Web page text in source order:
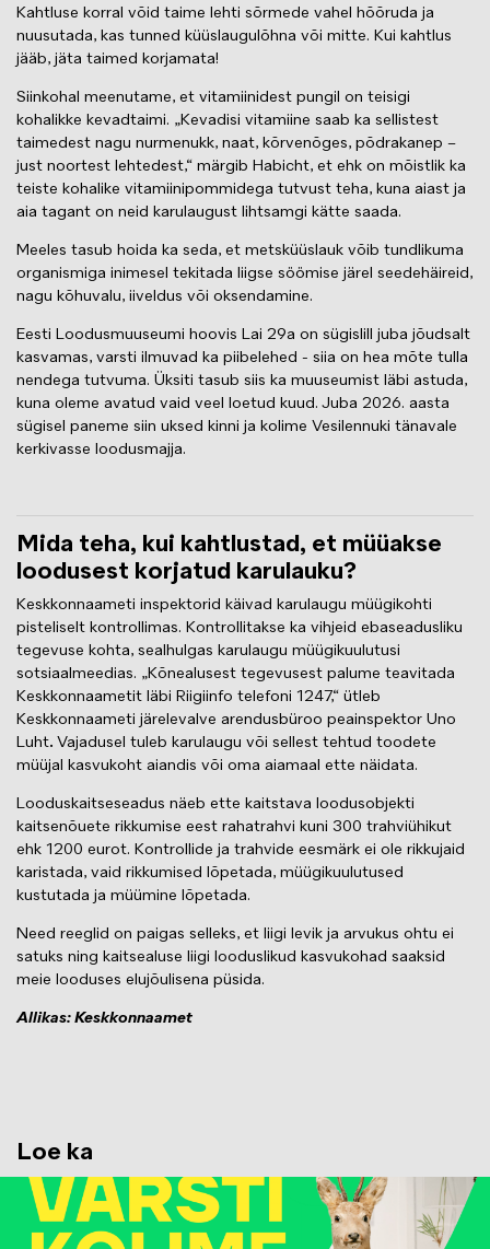
Kahtluse korral võid taime lehti sõrmede vahel hõõruda ja
nuusutada, kas tunned küüslaugulõhna või mitte. Kui kahtlus
jääb, jäta taimed korjamata!
Siinkohal meenutame, et vitamiinidest pungil on teisigi
kohalikke kevadtaimi. „Kevadisi vitamiine saab ka sellistest
taimedest nagu nurmenukk, naat, kõrvenõges, põdrakanep –
just noortest lehtedest,“ märgib Habicht, et ehk on mõistlik ka
teiste kohalike vitamiinipommidega tutvust teha, kuna aiast ja
aia tagant on neid karulaugust lihtsamgi kätte saada.
Meeles tasub hoida ka seda, et metsküüslauk võib tundlikuma
organismiga inimesel tekitada liigse söömise järel seedehäireid,
nagu kõhuvalu, iiveldus või oksendamine.
Eesti Loodusmuuseumi hoovis Lai 29a on sügislill juba jõudsalt
kasvamas, varsti ilmuvad ka piibelehed - siia on hea mõte tulla
nendega tutvuma. Üksiti tasub siis ka muuseumist läbi astuda,
kuna oleme avatud vaid veel loetud kuud. Juba 2026. aasta
sügisel paneme siin uksed kinni ja kolime Vesilennuki tänavale
kerkivasse loodusmajja.
Mida teha, kui kahtlustad, et müüakse
loodusest korjatud karulauku?
Keskkonnaameti inspektorid käivad karulaugu müügikohti
pisteliselt kontrollimas. Kontrollitakse ka vihjeid ebaseadusliku
tegevuse kohta, sealhulgas karulaugu müügikuulutusi
sotsiaalmeedias. „Kõnealusest tegevusest palume teavitada
Keskkonnaametit läbi Riigiinfo telefoni 1247,“ ütleb
Keskkonnaameti järelevalve arendusbüroo peainspektor Uno
Luht. Vajadusel tuleb karulaugu või sellest tehtud toodete
müüjal kasvukoht aiandis või oma aiamaal ette näidata.
Looduskaitseseadus näeb ette kaitstava loodusobjekti
kaitsenõuete rikkumise eest rahatrahvi kuni 300 trahviühikut
ehk 1200 eurot. Kontrollide ja trahvide eesmärk ei ole rikkujaid
karistada, vaid rikkumised lõpetada, müügikuulutused
kustutada ja müümine lõpetada.
Need reeglid on paigas selleks, et liigi levik ja arvukus ohtu ei
satuks ning kaitsealuse liigi looduslikud kasvukohad saaksid
meie looduses elujõulisena püsida.
Allikas: Keskkonnaamet
Loe ka
Image